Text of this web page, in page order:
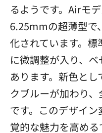
るようです。Airモ
6.25mmの超薄型で
化されています。
に微調整が入り、
あります。新色と
クブルーが加わり
です。このデザイ
覚的な魅力を高め